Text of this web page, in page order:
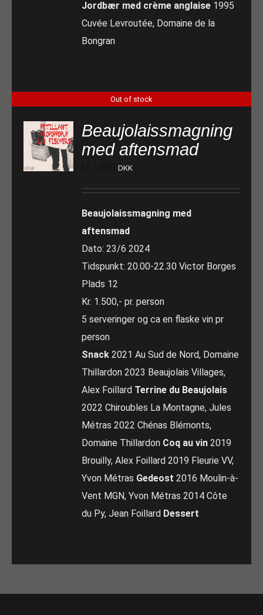
Jordbær med crème anglaise 1995
Cuvée Levroutée, Domaine de la
Bongran
Out of stock
Beaujolaissmagning
med aftensmad
DKK
Beaujolaissmagning med
aftensmad
Dato: 23/6 2024
Tidspunkt: 20.00-22.30 Victor Borges
Plads 12
Kr. 1.500,- pr. person
5 serveringer og ca en flaske vin pr
person
Snack 2021 Au Sud de Nord, Domaine
Thillardon 2023 Beaujolais Villages,
Alex Foillard Terrine du Beaujolais
2022 Chiroubles La Montagne, Jules
Métras 2022 Chénas Blémonts,
Domaine Thillardon Coq au vin 2019
Brouilly, Alex Foillard 2019 Fleurie VV,
Yvon Métras Gedeost 2016 Moulin-à-
Vent MGN, Yvon Métras 2014 Côte
du Py, Jean Foillard Dessert